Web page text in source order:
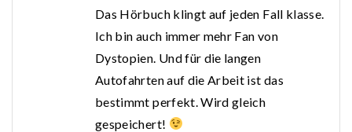
Das Hörbuch klingt auf jeden Fall klasse.
Ich bin auch immer mehr Fan von
Dystopien. Und für die langen
Autofahrten auf die Arbeit ist das
bestimmt perfekt. Wird gleich
gespeichert!